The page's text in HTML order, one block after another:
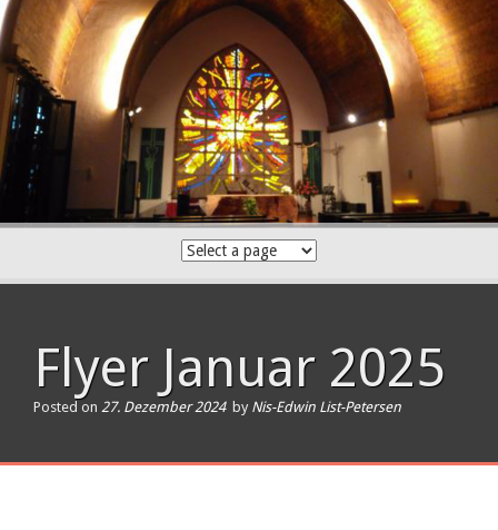
Skip
to
content
Flyer Januar 2025
Posted on 27. Dezember 2024 by Nis-Edwin List-Petersen